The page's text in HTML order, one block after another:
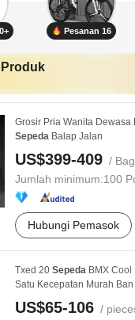
Pesanan 16
Grosir Pria Wanita
Sepeda Balap Jalan
US$399-409 /
Jumlah minimum:100
Hubungi Pemasok
Txed 20 Sepeda BMX Cool
Satu Kecepatan Murah Ban
US$65-106 /